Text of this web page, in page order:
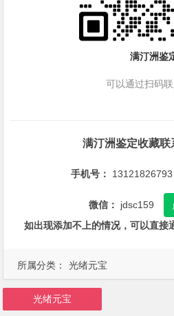
所属分类： 光绪元宝
满汀洲鉴
可以通过扫码
满汀洲鉴定收藏联
手机号： 13121826793
微信： jdsc159
如出现添加不上的情况，可以直接
光绪元宝